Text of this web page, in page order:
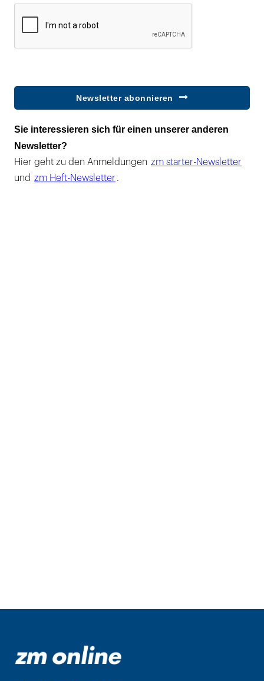
Newsletter abonnieren
Sie interessieren sich für einen unserer anderen
Newsletter?
Hier geht zu den Anmeldungen zm starter-Newsletter
und zm Heft-Newsletter .